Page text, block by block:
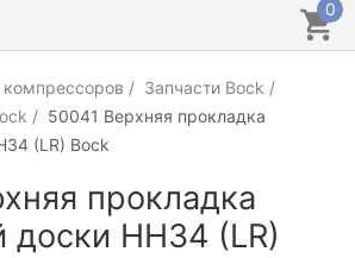
0
компрессоров
Запчасти Bock
50041 Верхняя прокладка
(LR) Bock
прокладка
доски HH34 (LR)